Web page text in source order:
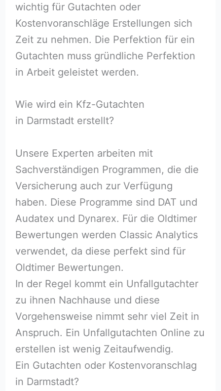
wichtig für Gutachten oder
Kostenvoranschläge Erstellungen sich
Zeit zu nehmen. Die Perfektion für ein
Gutachten muss gründliche Perfektion
in Arbeit geleistet werden.
Wie wird ein Kfz-Gutachten
in Darmstadt erstellt?
Unsere Experten arbeiten mit
Sachverständigen Programmen, die die
Versicherung auch zur Verfügung
haben. Diese Programme sind DAT und
Audatex und Dynarex. Für die Oldtimer
Bewertungen werden Classic Analytics
verwendet, da diese perfekt sind für
Oldtimer Bewertungen.
In der Regel kommt ein Unfallgutachter
zu ihnen Nachhause und diese
Vorgehensweise nimmt sehr viel Zeit in
Anspruch. Ein Unfallgutachten Online zu
erstellen ist wenig Zeitaufwendig.
Ein Gutachten oder Kostenvoranschlag
in Darmstadt?